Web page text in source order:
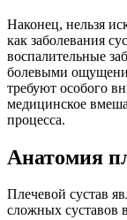
Наконец, нельзя
как заболевания
воспалительные
болевыми
требуют особого
медицинское
процесса.
Анатомия
Плечевой сустав
сложных суставов